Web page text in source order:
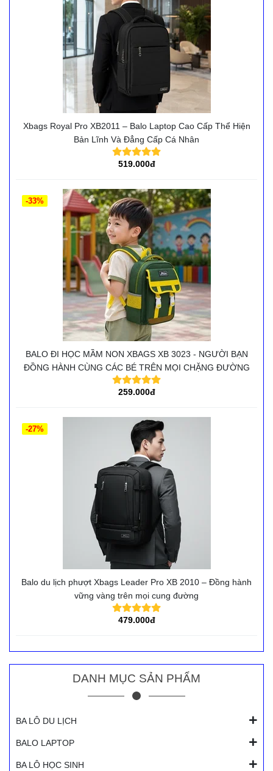
Xbags Royal Pro XB2011 – Balo Laptop Cao Cấp Thể Hiện
Bản Lĩnh Và Đẳng Cấp Cá Nhân
519.000đ
BALO ĐI HỌC MẦM NON XBAGS XB 3023 - NGƯỜI BẠN
ĐỒNG HÀNH CÙNG CÁC BÉ TRÊN MỌI CHẶNG ĐƯỜNG
259.000đ
-33%
Balo du lịch phượt Xbags Leader Pro XB 2010 – Đồng hành
vững vàng trên mọi cung đường
479.000đ
-27%
DANH MỤC SẢN PHẨM
BA LÔ DU LỊCH
BALO LAPTOP
BA LÔ HỌC SINH